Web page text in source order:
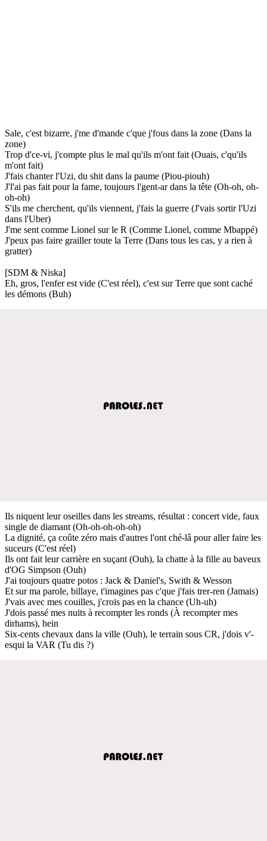
Sale, c'est bizarre, j'me d'mande c'que j'fous dans la zone (Dans la
zone)
Trop d'ce-vi, j'compte plus le mal qu'ils m'ont fait (Ouais, c'qu'ils
m'ont fait)
J'fais chanter l'Uzi, du shit dans la paume (Piou-piouh)
J'l'ai pas fait pour la fame, toujours l'gent-ar dans la tête (Oh-oh, oh-
oh-oh)
S'ils me cherchent, qu'ils viennent, j'fais la guerre (J'vais sortir l'Uzi
dans l'Uber)
J'me sent comme Lionel sur le R (Comme Lionel, comme Mbappé)
J'peux pas faire grailler toute la Terre (Dans tous les cas, y a rien à
gratter)
[SDM & Niska]
Eh, gros, l'enfer est vide (C'est réel), c'est sur Terre que sont caché
les démons (Buh)
Ils niquent leur oseilles dans les streams, résultat : concert vide, faux
single de diamant (Oh-oh-oh-oh-oh)
La dignité, ça coûte zéro mais d'autres l'ont ché-lâ pour aller faire les
suceurs (C'est réel)
Ils ont fait leur carrière en suçant (Ouh), la chatte à la fille au baveux
d'OG Simpson (Ouh)
J'ai toujours quatre potos : Jack & Daniel's, Swith & Wesson
Et sur ma parole, billaye, t'imagines pas c'que j'fais trer-ren (Jamais)
J'vais avec mes couilles, j'crois pas en la chance (Uh-uh)
J'dois passé mes nuits à recompter les ronds (À recompter mes
dirhams), hein
Six-cents chevaux dans la ville (Ouh), le terrain sous CR, j'dois v'-
esqui la VAR (Tu dis ?)